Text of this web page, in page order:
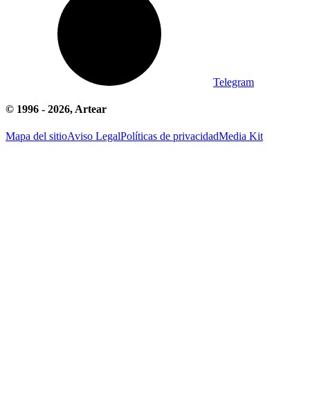
Telegram
© 1996 - 2026, Artear
Mapa del sitioAviso LegalPolíticas de privacidadMedia Kit